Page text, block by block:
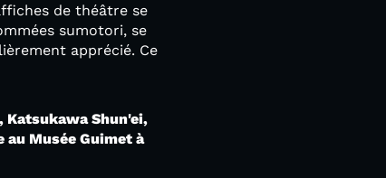
de théâtre se
sumotori, se
apprécié. Ce
, Katsukawa Shun'ei,
Musée Guimet à